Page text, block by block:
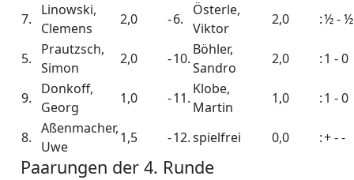
7.
Linowski,
Clemens
2,0 -6.
Österle,
Viktor
2,0 :½ - ½
5.
Prautzsch,
Simon
2,0 -10.
Böhler,
Sandro
2,0 :1 - 0
9.
Donkoff,
Georg
1,0 -11.
Klobe,
Martin
1,0 :1 - 0
8.
Aßenmacher,
Uwe
1,5 -12.spielfrei 0,0 :+ - -
Paarungen der 4. Runde